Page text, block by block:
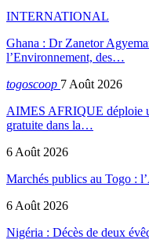
INTERNATIONAL
Ghana : Dr Zanetor
l’Environnement, des…
togoscoop 7 Août 2026
AIMES AFRIQUE déploie
gratuite dans la…
6 Août 2026
Marchés publics au Togo :
6 Août 2026
Nigéria : Décès de deux